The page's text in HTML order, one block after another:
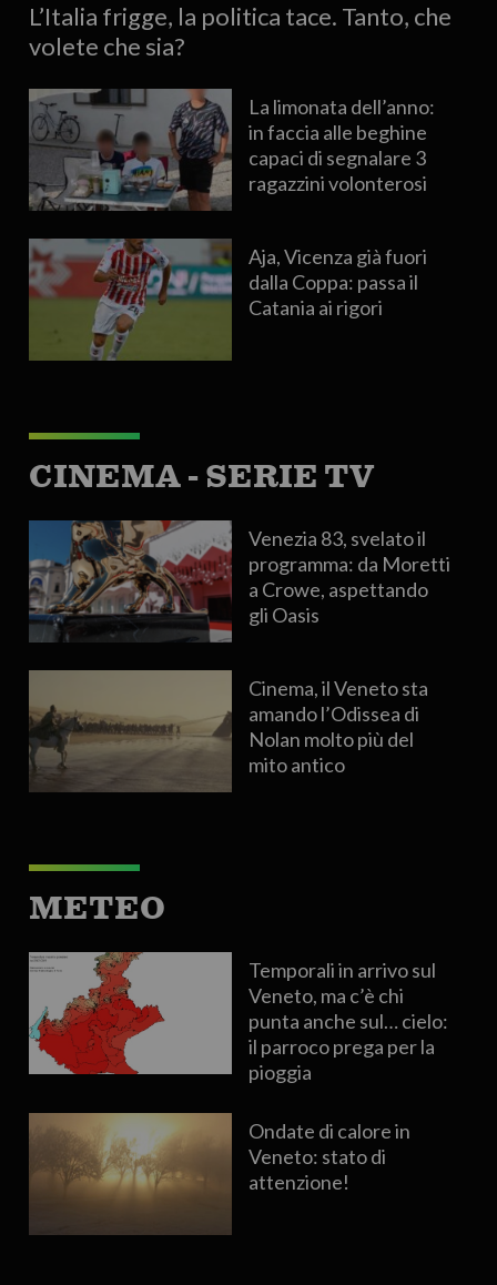
L’Italia frigge, la politica tace. Tanto, che
volete che sia?
La limonata dell’anno:
in faccia alle beghine
capaci di segnalare 3
ragazzini volonterosi
Aja, Vicenza già fuori
dalla Coppa: passa il
Catania ai rigori
CINEMA - SERIE TV
Venezia 83, svelato il
programma: da Moretti
a Crowe, aspettando
gli Oasis
Cinema, il Veneto sta
amando l’Odissea di
Nolan molto più del
mito antico
METEO
Temporali in arrivo sul
Veneto, ma c’è chi
punta anche sul… cielo:
il parroco prega per la
pioggia
Ondate di calore in
Veneto: stato di
attenzione!